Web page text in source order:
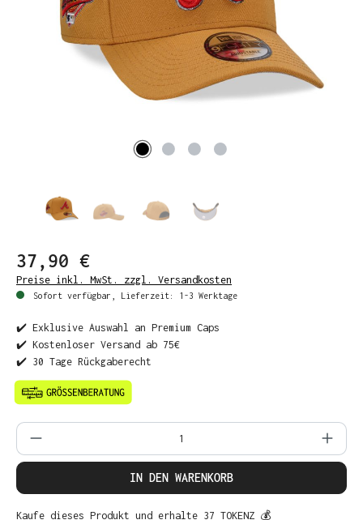
37,90 €
Preise inkl. MwSt. zzgl. Versandkosten
Sofort verfügbar, Lieferzeit: 1-3 Werktage
✔️ Exklusive Auswahl an Premium Caps
✔️ Kostenloser Versand ab 75€
✔️ 30 Tage Rückgaberecht
Produkt Anzahl: Gib den gewünschten
IN DEN WARENKORB
Kaufe dieses Produkt und erhalte 37 TOKENZ 💰